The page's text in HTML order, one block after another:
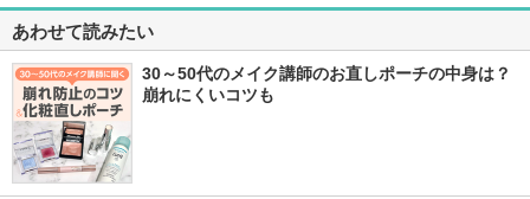
あわせて読みたい
30～50代のメイク講師のお直しポーチの中身は？
崩れにくいコツも